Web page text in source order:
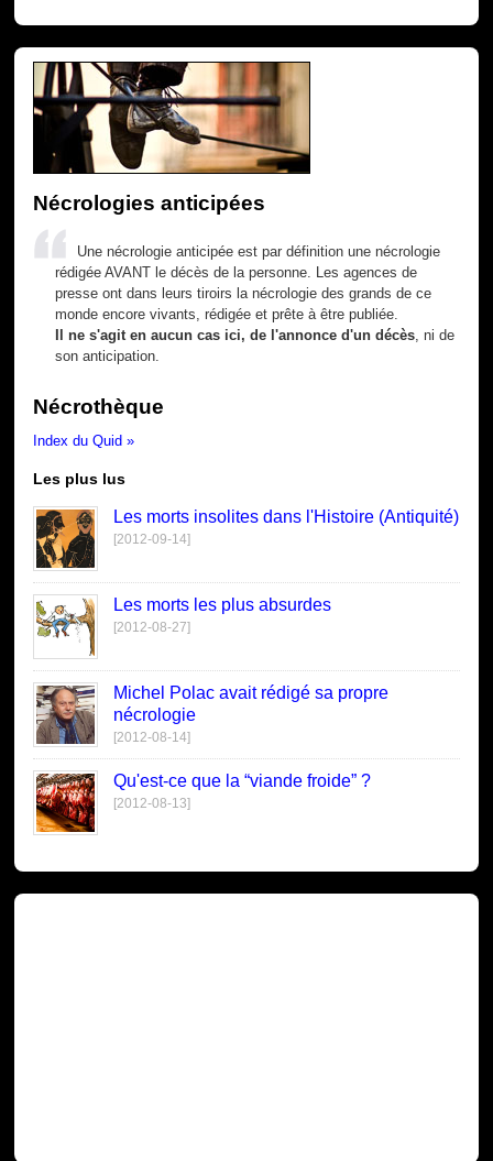
Nécrologies anticipées
Une nécrologie anticipée est par définition une nécrologie
rédigée AVANT le décès de la personne. Les agences de
presse ont dans leurs tiroirs la nécrologie des grands de ce
monde encore vivants, rédigée et prête à être publiée.
Il ne s'agit en aucun cas ici, de l'annonce d'un décès , ni de
son anticipation.
Nécrothèque
Index du Quid »
Les plus lus
Les morts insolites dans l'Histoire (Antiquité)
[2012-09-14]
Les morts les plus absurdes
[2012-08-27]
Michel Polac avait rédigé sa propre
nécrologie
[2012-08-14]
Qu'est-ce que la “viande froide” ?
[2012-08-13]